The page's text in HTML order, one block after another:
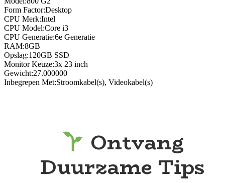
Form Factor:Desktop
CPU Merk:Intel
CPU Model:Core i3
CPU Generatie:6e Generatie
RAM:8GB
Opslag:120GB SSD
Monitor Keuze:3x 23 inch
Gewicht:27.000000
Inbegrepen Met:Stroomkabel(s), Videokabel(s)
Ontvang
Duurzame Tips